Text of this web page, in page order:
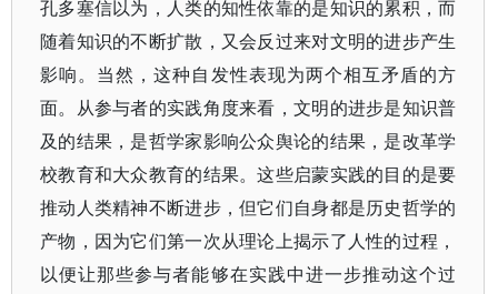
孔多塞信以为，人类的知性依靠的是知识的累积，而
随着知识的不断扩散，又会反过来对文明的进步产生
影响。当然，这种自发性表现为两个相互矛盾的方
面。从参与者的实践角度来看，文明的进步是知识普
及的结果，是哲学家影响公众舆论的结果，是改革学
校教育和大众教育的结果。这些启蒙实践的目的是要
推动人类精神不断进步，但它们自身都是历史哲学的
产物，因为它们第一次从理论上揭示了人性的过程，
以便让那些参与者能够在实践中进一步推动这个过